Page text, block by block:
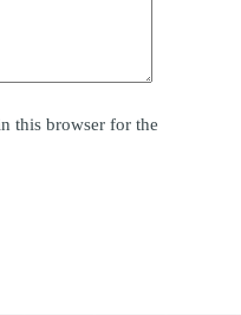
this browser for the